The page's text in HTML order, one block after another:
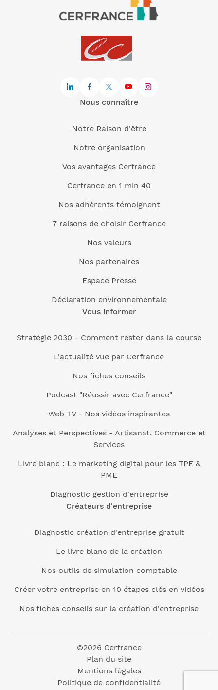
Nous connaître
Notre Raison d'être
Notre organisation
Vos avantages Cerfrance
Cerfrance en 1 min 40
Nos adhérents témoignent
7 raisons de choisir Cerfrance
Nos valeurs
Nos partenaires
Espace Presse
Déclaration environnementale
Vous informer
Stratégie 2030 - Comment rester dans la course
L'actualité vue par Cerfrance
Nos fiches conseils
Podcast "Réussir avec Cerfrance"
Web TV - Nos vidéos inspirantes
Analyses et Perspectives - Artisanat, Commerce et
Services
Livre blanc : Le marketing digital pour les TPE &
PME
Diagnostic gestion d'entreprise
Créateurs d'entreprise
Diagnostic création d'entreprise gratuit
Le livre blanc de la création
Nos outils de simulation comptable
Créer votre entreprise en 10 étapes clés en vidéos
Nos fiches conseils sur la création d'entreprise
©2026 Cerfrance
Plan du site
Mentions légales
Politique de confidentialité